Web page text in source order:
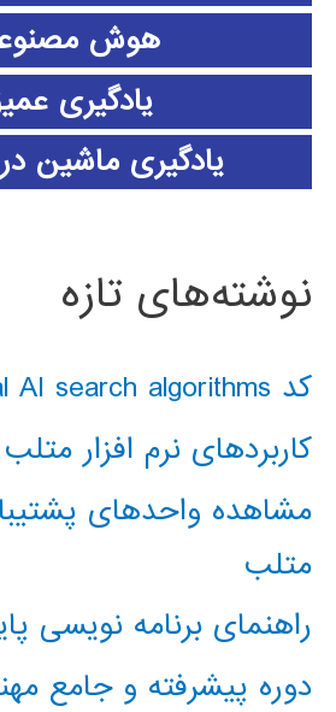
هوش
یادگیری
یادگیری ماشین
نوشته‌های تازه
کد classical AI search algorithms
کاربردهای نرم افزار متلب
مشاهده واحدهای
متلب
راهنمای برنامه نویسی
دوره پیشرفته و جامع